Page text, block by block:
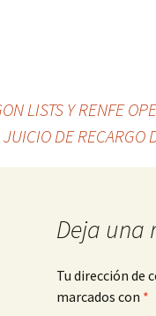
LISTS Y RENFE
JUICIO DE RECARGO
Deja una
Tu dirección de
marcados con *